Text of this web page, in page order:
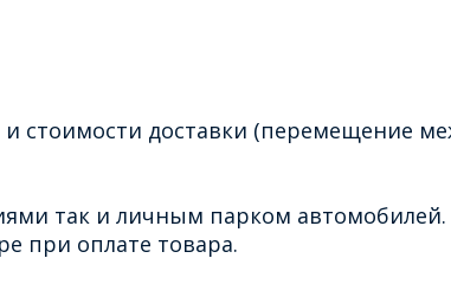
стоимости доставки (перемещение
так и личным парком автомобилей.
при оплате товара.